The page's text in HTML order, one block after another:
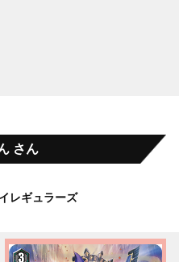
さん
レギュラーズ